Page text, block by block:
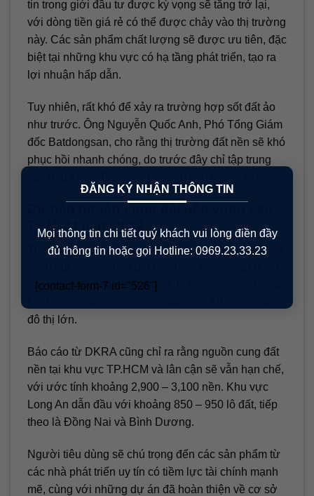
ĐĂNG KÝ NHẬN THÔNG TIN
Mọi thông tin chi tiết quý khách vui lòng điền đầy
đủ thông tin hoặc gọi Hotline: 0969.23.33.23
[contact-form-7 id="526"]
tin trong giới đầu tư được kỳ vọng sẽ tăng trở lại,
với dòng tiền giá rẻ có thể được chảy vào thị trường
này. Các sản phẩm chất lượng sẽ được ưu tiên, đặc
biệt tại những khu vực có hạ tầng phát triển, tạo ra
lợi nhuận hấp dẫn.
Tuy nhiên, rất khó để xảy ra trường hợp sốt đất ảo
như trước. Ông Nguyễn Quốc Anh, Phó Tổng Giám
đốc Batdongsan, cho rằng thị trường đất nền sẽ khó
phục hồi nhanh chóng, do trước đây chỉ tập trung
TP.HCM năm 2024
Theo dự báo từ VARS, năm 2024 sẽ chứng kiến sự
các quy định pháp luật mới. Nỗi lo này có thể tạo áp
đô thị lớn.
Báo cáo từ DKRA cũng chỉ ra rằng nguồn cung đất
nền tại khu vực TP.HCM và lân cận sẽ vẫn hạn chế,
với ước tính khoảng 2,900 – 3,100 nền. Khu vực
Long An dẫn đầu với khoảng 850 – 950 lô đất, tiếp
theo là Đồng Nai và Bình Dương.
Người tiêu dùng sẽ chú trọng đến các sản phẩm từ
các nhà phát triển uy tín có tiềm lực tài chính mạnh
mẽ, cùng với những dự án đã hoàn thiện về cơ sở